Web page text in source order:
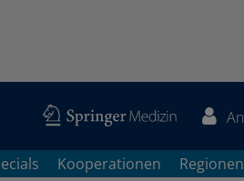
Kooperationen Regionen